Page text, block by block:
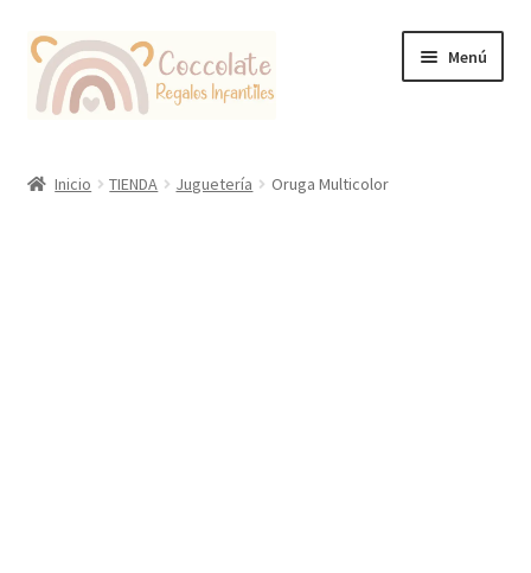
Ir
la
Ir
contenido
Menú
Inicio TIENDA Juguetería Oruga Multicolor